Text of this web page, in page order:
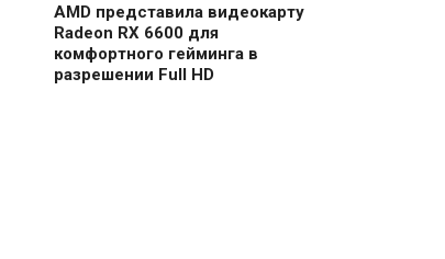
AMD представила видеокарту
Radeon RX 6600 для
комфортного гейминга в
разрешении Full HD